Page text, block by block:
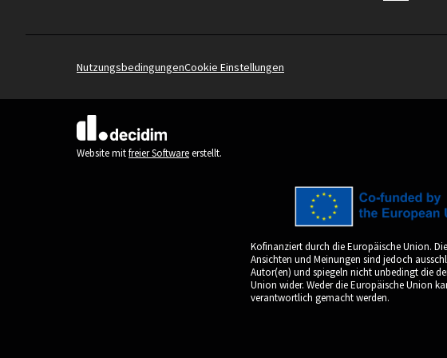
NutzungsbedingungenCookie Einstellungen
(Externer Link)
Website mitfreier Softwareerstellt.
Kofinanziert durch die Europäische Union.
Ansichten und Meinungen sind jedoch
Autor(en) und spiegeln nicht unbedingt die
Union wider. Weder die Europäische Union
verantwortlich gemacht werden.